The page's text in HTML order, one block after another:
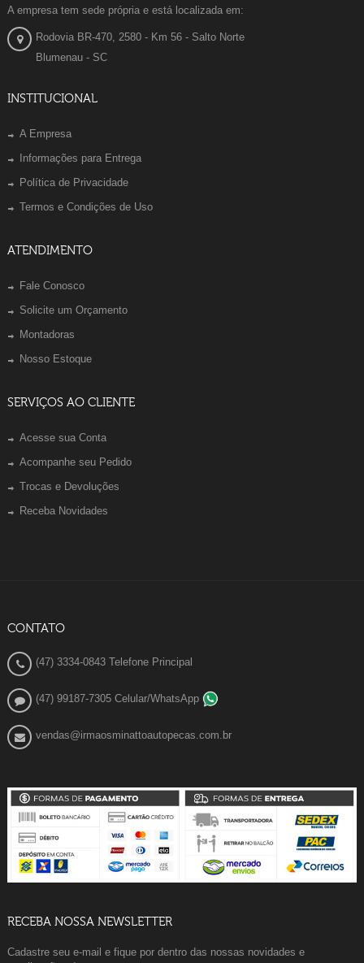
A empresa tem sede própria e está localizada em:
Rodovia BR-470, 2580 - Km 56 - Salto Norte
Blumenau - SC
INSTITUCIONAL
A Empresa
Informações para Entrega
Política de Privacidade
Termos e Condições de Uso
ATENDIMENTO
Fale Conosco
Solicite um Orçamento
Montadoras
Nosso Estoque
SERVIÇOS AO CLIENTE
Acesse sua Conta
Acompanhe seu Pedido
Trocas e Devoluções
Receba Novidades
CONTATO
(47) 3334-0843 Telefone Principal
(47) 99187-7305 Celular/WhatsApp
vendas@irmaosminattoautopecas.com.br
RECEBA NOSSA NEWSLETTER
Cadastre seu e-mail e fique por dentro das nossas novidades e